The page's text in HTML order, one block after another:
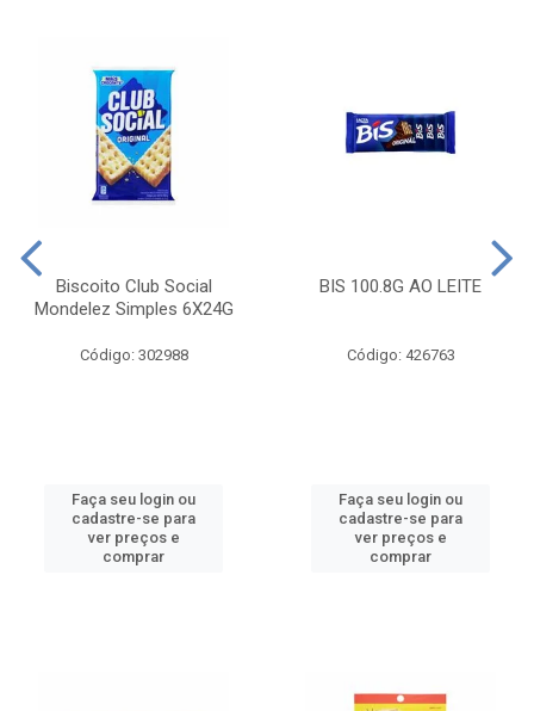
Biscoito Club Social
Mondelez Simples 6X24G
Código: 302988
Faça seu login ou
cadastre-se para
ver preços e
comprar
BIS 100.8G AO LEITE
Código: 426763
Faça seu login ou
cadastre-se para
ver preços e
comprar